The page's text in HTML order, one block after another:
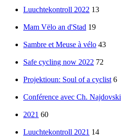
Luuchtekontroll 2022 13
Mam Vëlo an d'Stad 19
Sambre et Meuse à vélo 43
Safe cycling now 2022 72
Projektioun: Soul of a cyclist 6
Conférence avec Ch. Najdovski
2021 60
Luuchtekontroll 2021 14